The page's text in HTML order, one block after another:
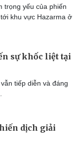
trọng yếu của phiến
khu vực Hazarma ở
sự khốc liệt tại
tiếp diễn và đáng
dịch giải